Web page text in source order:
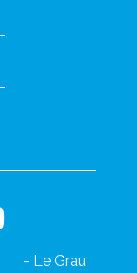
- Le Grau